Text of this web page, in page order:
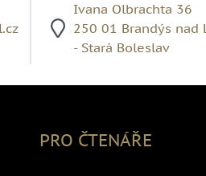
Ivana Olbrachta 36
250 01 Brandýs nad
- Stará Boleslav
PRO ČTENÁŘE